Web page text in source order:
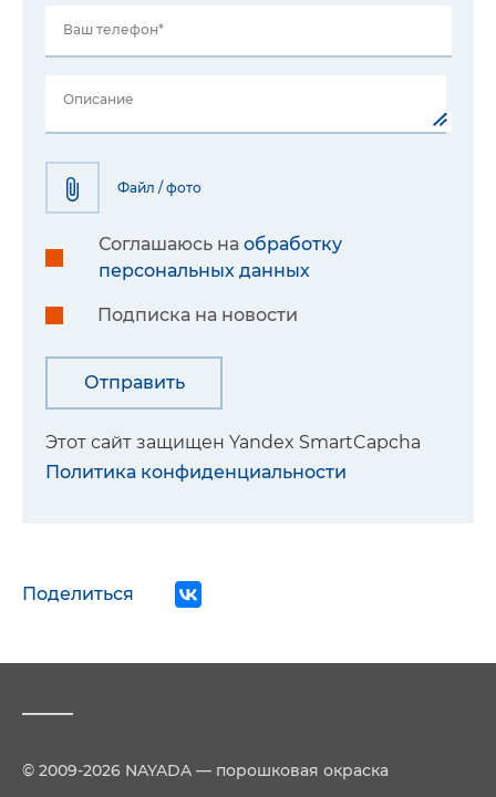
Ваш телефон*
Описание
Файл / фото
Соглашаюсь на обработку
персональных данных
Подписка на новости
Этот сайт защищен Yandex SmartCapcha
Политика конфиденциальности
Поделиться
© 2009-2026 NAYADA — порошковая окраска